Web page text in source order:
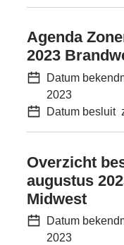
Agenda
2023
Datum
2023
Datum besluit
Overzicht
augustus
Midwest
Datum
2023